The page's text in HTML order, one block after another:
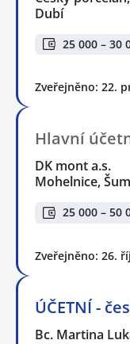
Dubí
25 000 – 30
Zveřejněno: 22.
Hlavní
DK mont a.s.
Mohelnice,
25 000 – 50
Zveřejněno: 26.
ÚČETNÍ -
Bc. Martina